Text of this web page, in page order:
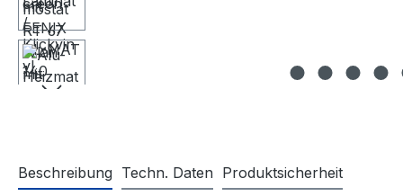
Beschreibung Techn. Daten Produktsicherheit